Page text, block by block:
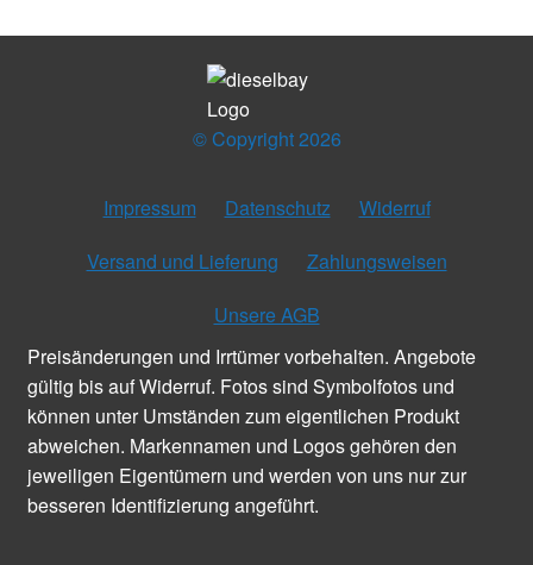
© Copyright 2026
Impressum Datenschutz
Widerruf
Versand und Lieferung
Zahlungsweisen
Unsere AGB
Preisänderungen und Irrtümer vorbehalten. Angebote
gültig bis auf Widerruf. Fotos sind Symbolfotos und
können unter Umständen zum eigentlichen Produkt
abweichen. Markennamen und Logos gehören den
jeweiligen Eigentümern und werden von uns nur zur
besseren Identifizierung angeführt.